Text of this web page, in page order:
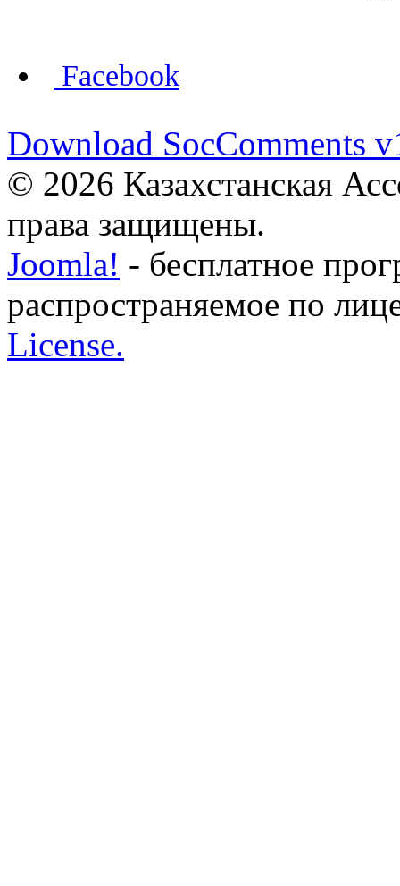
Facebook
Download SocComments
© 2026 Казахстанская
права защищены.
Joomla! - бесплатное
распространяемое по
License.